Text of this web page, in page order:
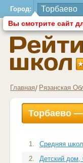
Город:
Вы смотрите сайт
Главная Рязанская
Торбаево
1.
Средняя
2.
Детский дом,